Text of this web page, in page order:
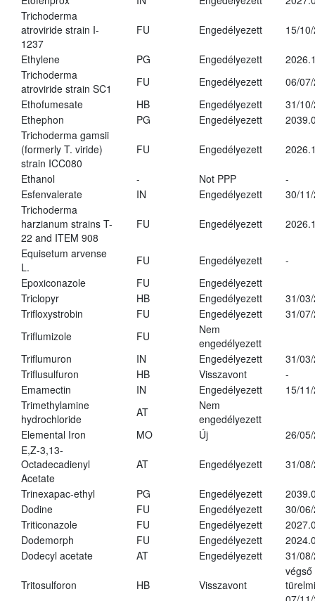
Trichoderma
atroviride strain I-
1237
FU Engedélyezett 15/
Ethylene PG Engedélyezett
Trichoderma
atroviride strain SC1
FU Engedélyezett
06/
Ethofumesate
HB Engedélyezett
31/
Ethephon
PG Engedélyezett
Trichoderma gamsii
(formerly T. viride)
strain ICC080
FU Engedélyezett
Ethanol - Not PPP
-
Esfenvalerate
IN Engedélyezett
30/
Trichoderma
harzianum strains T-
22 and ITEM 908
FU Engedélyezett
Equisetum arvense
L.
FU Engedélyezett
-
Epoxiconazole
FU
Engedélyezett
Triclopyr
HB Engedélyezett
31/
Trifloxystrobin
FU Engedélyezett
31/
Triflumizole
FU
Nem
engedélyezett
Triflumuron
IN Engedélyezett
31/
Triflusulfuron
HB Visszavont
-
Emamectin
IN Engedélyezett
15/
Trimethylamine
hydrochloride
AT
Nem
engedélyezett
Elemental Iron
MO Új
26/
E,Z-3,13-
Octadecadienyl
Acetate
AT Engedélyezett 31/
Trinexapac-ethyl PG Engedélyezett
Dodine
FU Engedélyezett
30/
Triticonazole
FU Engedélyezett
Dodemorph
FU Engedélyezett
Dodecyl acetate
AT Engedélyezett 31/
Tritosulforon HB Visszavont
végső